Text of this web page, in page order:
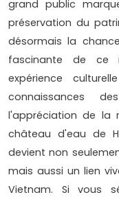
grand public
préservation du
désormais la
fascinante de ce
expérience
connaissances
l'appréciation de la
château d'eau de
devient non
mais aussi un lien
Vietnam. Si vous